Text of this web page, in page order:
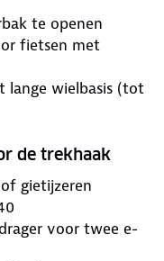
te openen
fietsen met
lange wielbasis (tot
de trekhaak
gietijzeren
voor twee e-